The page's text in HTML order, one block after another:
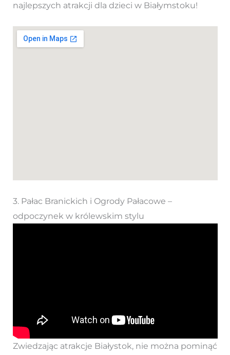
najlepszych atrakcji dla dzieci w Białymstoku!
3. Pałac Branickich i Ogrody Pałacowe –
odpoczynek w królewskim stylu
Zwiedzając atrakcje Białystok, nie można pominąć